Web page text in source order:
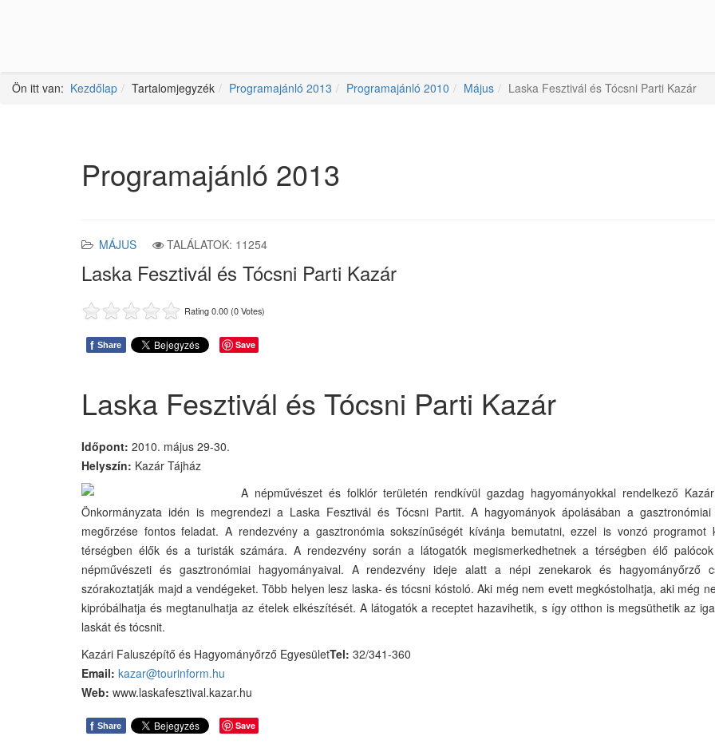
Ön itt van: Kezdőlap Tartalomjegyzék Programajánló 2013 Programajánló 2010 Május Laska Fesztivál és Tócsni Parti Kazár
Programajánló 2013
MÁJUS TALÁLATOK: 11254
Laska Fesztivál és Tócsni Parti Kazár
Rating 0.00 (0 Votes)
f Share Save
Laska Fesztivál és Tócsni Parti Kazár
Időpont: 2010. május 29-30.
Helyszín: Kazár Tájház
A népművészet és folklór területén rendkívül gazdag hagyományokkal rendelkező
Önkormányzata idén is megrendezi a Laska Fesztivál és Tócsni Partit. A hagyományok ápolásában a gasztronómiai
megőrzése fontos feladat. A rendezvény a gasztronómia sokszínűségét kívánja bemutatni, ezzel is vonzó programot
térségben élők és a turisták számára. A rendezvény során a látogatók megismerkedhetnek a térségben élő
népművészeti és gasztronómiai hagyományaival. A rendezvény ideje alatt a népi zenekarok és hagyományőrző
szórakoztatják majd a vendégeket. Több helyen lesz laska- és tócsni kóstoló. Aki még nem evett megkóstolhatja, aki még
kipróbálhatja és megtanulhatja az ételek elkészítését. A látogatók a receptet hazavihetik, s így otthon is megsüthetik az
laskát és tócsnit.
Kazári Faluszépítő és Hagyományőrző EgyesületTel: 32/341-360
Email: kazar@tourinform.hu
Web: www.laskafesztival.kazar.hu
f Share Save